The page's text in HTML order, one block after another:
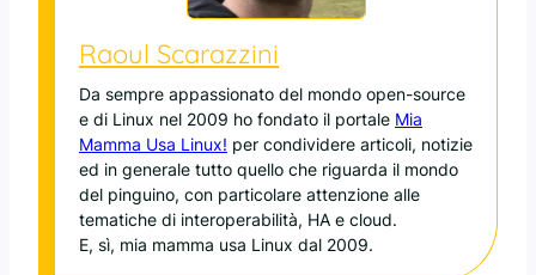
Raoul Scarazzini
Da sempre appassionato del mondo open-source
e di Linux nel 2009 ho fondato il portale Mia
Mamma Usa Linux! per condividere articoli, notizie
ed in generale tutto quello che riguarda il mondo
del pinguino, con particolare attenzione alle
tematiche di interoperabilità, HA e cloud.
E, sì, mia mamma usa Linux dal 2009.